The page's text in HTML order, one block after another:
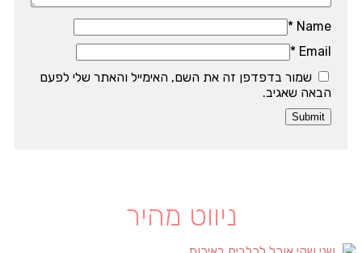
Name
*
Email
*
שמור בדפדפן זה את השם, האימייל והאתר שלי לפעם
הבאה שאגיב.
ניווט מהיר